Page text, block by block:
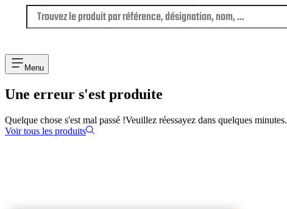
Menu
Une erreur s'est produite
Quelque chose s'est mal passé !Veuillez réessayez dans quelques minutes.
Voir tous les produits